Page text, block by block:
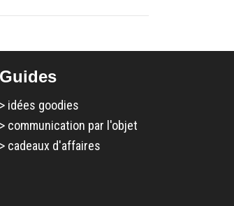
Guides
> idées goodies
> communication par l'objet
> cadeaux d'affaires